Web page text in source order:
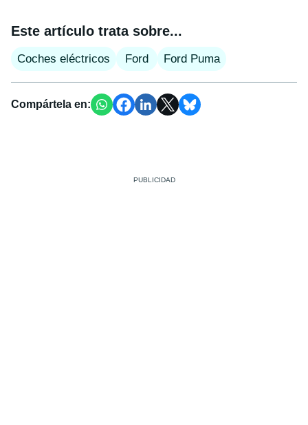
Este artículo trata sobre...
Coches eléctricos Ford Ford Puma
Compártela en: